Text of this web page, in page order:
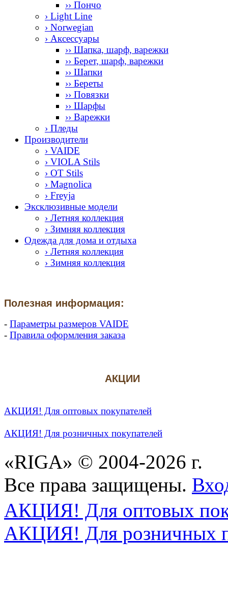
›› Пончо
› Light Line
› Norwegian
› Аксессуары
›› Шапка, шарф, варежки
›› Берет, шарф, варежки
›› Шапки
›› Береты
›› Повязки
›› Шарфы
›› Варежки
› Пледы
Производители
› VAIDE
› VIOLA Stils
› OT Stils
› Magnolica
› Freyja
Эксклюзивные модели
› Летняя коллекция
› Зимняя коллекция
Одежда для дома и отдыха
› Летняя коллекция
› Зимняя коллекция
Полезная информация:
- Параметры размеров VAIDE
- Правила оформления заказа
АКЦИИ
АКЦИЯ! Для оптовых покупателей
АКЦИЯ! Для розничных покупателей
«RIGA» © 2004-2026 г.
Все права защищены.
АКЦИЯ! Для оптовых
АКЦИЯ! Для розничных